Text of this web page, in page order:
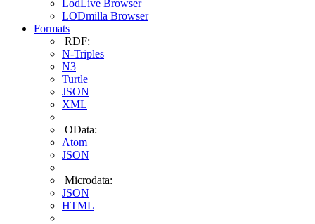
LodLive Browser
LODmilla Browser
Formats
RDF:
N-Triples
N3
Turtle
JSON
XML
OData:
Atom
JSON
Microdata:
JSON
HTML